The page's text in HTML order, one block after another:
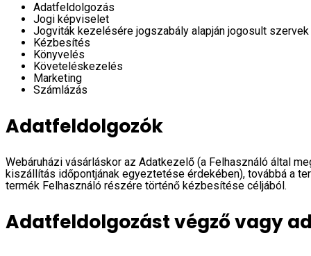
Adatfeldolgozás
Jogi képviselet
Jogviták kezelésére jogszabály alapján jogosult szervek
Kézbesítés
Könyvelés
Követeléskezelés
Marketing
Számlázás
Adatfeldolgozók
Webáruházi vásárláskor az Adatkezelő (a Felhasználó által
kiszállítás időpontjának egyeztetése érdekében), továbbá a
termék Felhasználó részére történő kézbesítése céljából.
Adatfeldolgozást végző vagy